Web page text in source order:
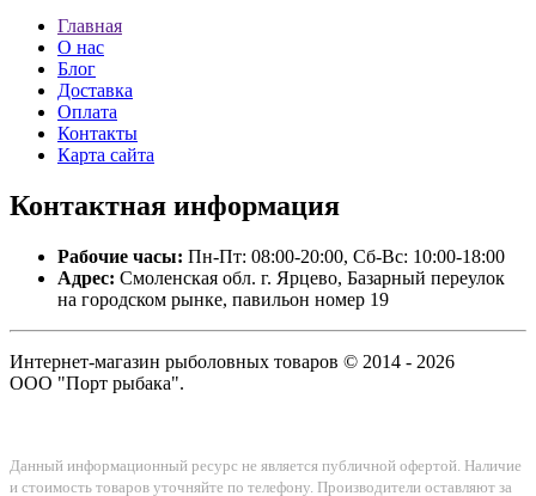
Главная
О нас
Блог
Доставка
Оплата
Контакты
Карта сайта
Контактная информация
Рабочие часы: Пн-Пт: 08:00-20:00, Сб-Вс: 10:00-18:00
Адрес: Смоленская обл. г. Ярцево, Базарный переулок
на городском рынке, павильон номер 19
Интернет-магазин рыболовных товаров © 2014 - 2026
ООО "Порт рыбака".
Данный информационный ресурс не является публичной офертой. Наличие
и стоимость товаров уточняйте по телефону. Производители оставляют за